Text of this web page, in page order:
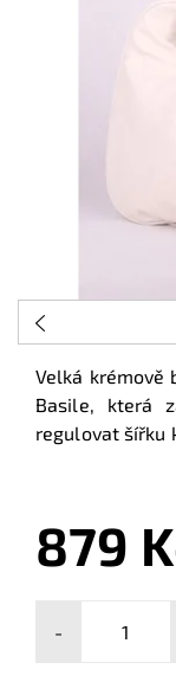
Velká krémově
Basile, která
regulovat šířku
879
-